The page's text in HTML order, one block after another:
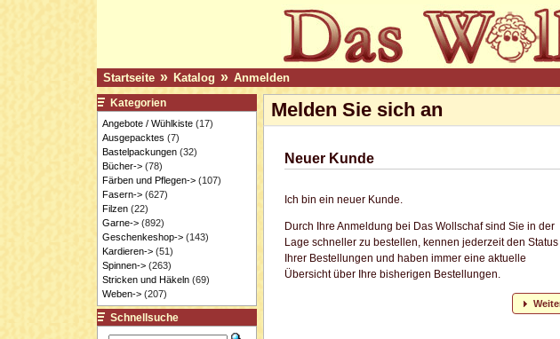
Startseite » Katalog » Anmelden
Melden Sie sich an
Neuer Kunde
Ich bin ein neuer Kunde.
Durch Ihre Anmeldung bei Das Wollschaf sind Sie in der
Lage schneller zu bestellen, kennen jederzeit den Status
Ihrer Bestellungen und haben immer eine aktuelle
Übersicht über Ihre bisherigen Bestellungen.
Kategorien
Angebote / Wühlkiste(17)
Ausgepacktes (7)
Bastelpackungen(32)
Bücher->(78)
Färben und Pflegen->(107)
Fasern->(627)
Filzen(22)
Garne->(892)
Geschenkeshop->(143)
Kardieren->(51)
Spinnen->(263)
Stricken und Häkeln(69)
Weben->(207)
Schnellsuche